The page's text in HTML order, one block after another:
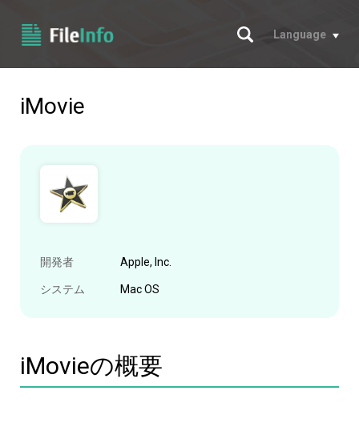
サーチ
Language
iMovie
開発者 Apple, Inc.
システム Mac OS
iMovieの概要